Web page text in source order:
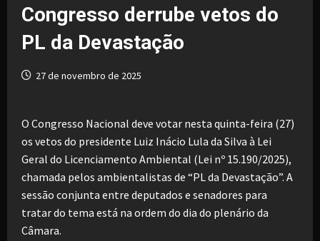
Congresso derrube vetos do
PL da Devastação
27 de novembro de 2025
O Congresso Nacional deve votar nesta quinta-feira (27)
os vetos do presidente Luiz Inácio Lula da Silva à Lei
Geral do Licenciamento Ambiental (Lei nº 15.190/2025),
chamada pelos ambientalistas de “PL da Devastação”. A
sessão conjunta entre deputados e senadores para
tratar do tema está na ordem do dia do plenário da
Câmara.